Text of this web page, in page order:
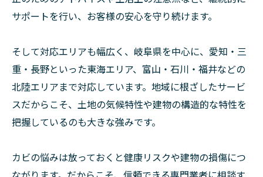
サポートを行い、お客様の安心を守り続けます。
そして対応エリアも幅広く、岐阜県を中心に、愛知・三
重・長野といった東海エリア、富山・石川・福井などの
北陸エリアまで対応しています。地域に根ざしたサービ
スだからこそ、土地の気候特性や建物の構造的な特性を
把握しているのも大きな強みです。
カビの悩みは放っておくと健康リスクや建物の損傷につ